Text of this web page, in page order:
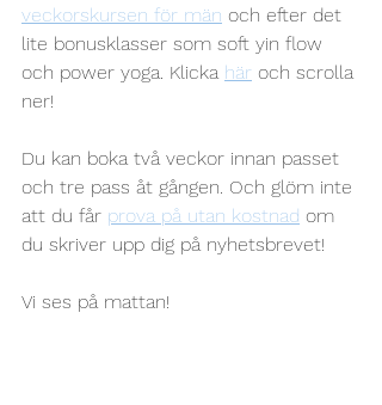
veckorskursen för män och efter det
lite bonusklasser som soft yin flow
och power yoga. Klicka här och scrolla
ner!
Du kan boka två veckor innan passet
och tre pass åt gången. Och glöm inte
att du får prova på utan kostnad om
du skriver upp dig på nyhetsbrevet!
Vi ses på mattan!